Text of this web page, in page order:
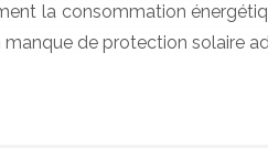
la consommation
de protection solaire